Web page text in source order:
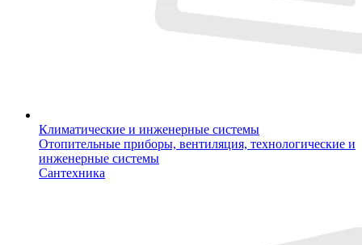
Климатические и инженерные системы
Отопительные приборы, вентиляция, технологические и
инженерные системы
Сантехника